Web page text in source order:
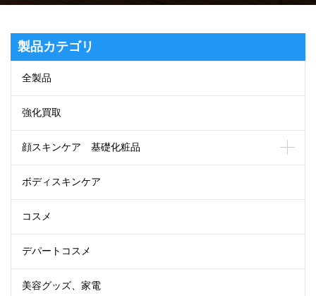
製品カテゴリ
全製品
強化買取
顔スキンケア 基礎化粧品
ボディスキンケア
コスメ
デパートコスメ
美容グッズ、家電